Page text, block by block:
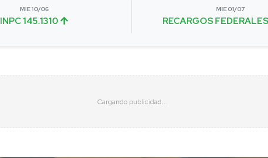
MIE 10/06
INPC 145.1310
MIE 01/07
RECARGOS